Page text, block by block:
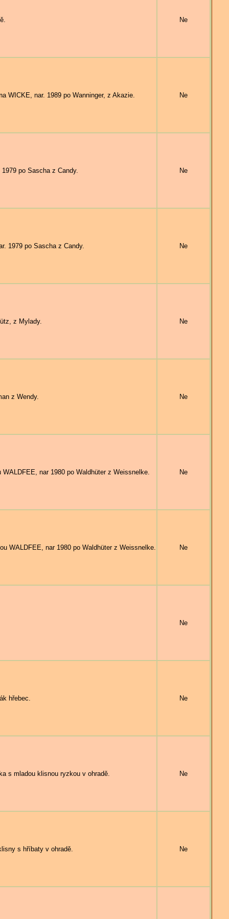
Ne
WICKE, nar. 1989 po Wanninger, z Akazie. Ne
po Sascha z Candy. Ne
1979 po Sascha z Candy. Ne
z Mylady. Ne
z Wendy. Ne
nar 1980 po Waldhüter z Weissnelke. Ne
WALDFEE, nar 1980 po Waldhüter z Weissnelke. Ne
Ne
hřebec. Ne
s mladou klisnou ryzkou v ohradě. Ne
s hříbaty v ohradě. Ne